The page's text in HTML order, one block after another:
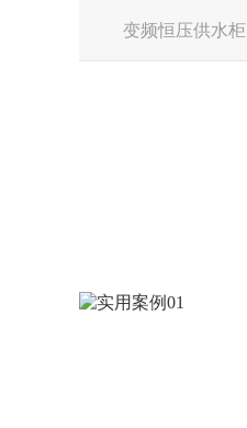
变频恒压供水柜